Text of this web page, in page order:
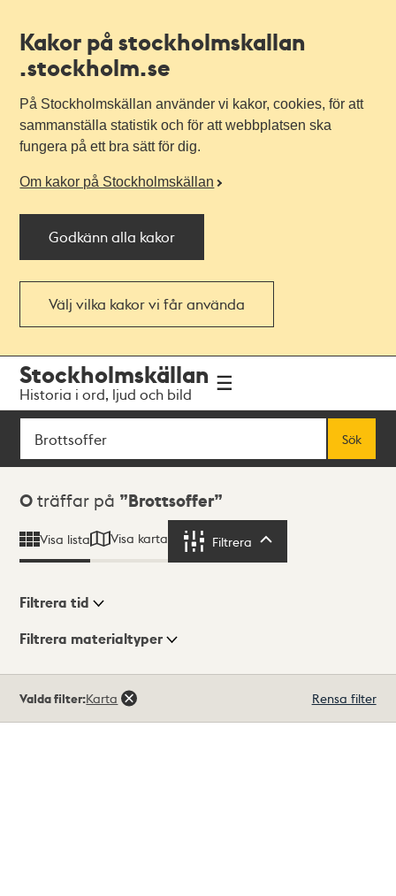
Kakor på stockholmskallan
.stockholm.se
På Stockholmskällan använder vi kakor, cookies, för att
sammanställa statistik och för att webbplatsen ska
fungera på ett bra sätt för dig.
Om kakor på Stockholmskällan
Godkänn alla kakor
Välj vilka kakor vi får använda
navigationen
huvudinnehållet
Stockholmskällan
Historia i ord, ljud och bild
Sök
Sök
Sökresultat
0 träffar på Brottsoffer
Visa lista Visa karta Filtrera
Visningsläge
Filtrera tid
Filtrera materialtyper
träffar
Valda filter:Karta Rensa filter